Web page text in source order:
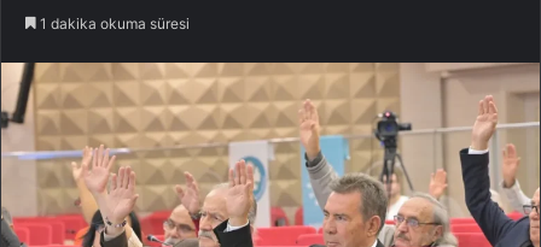
1 dakika okuma süresi